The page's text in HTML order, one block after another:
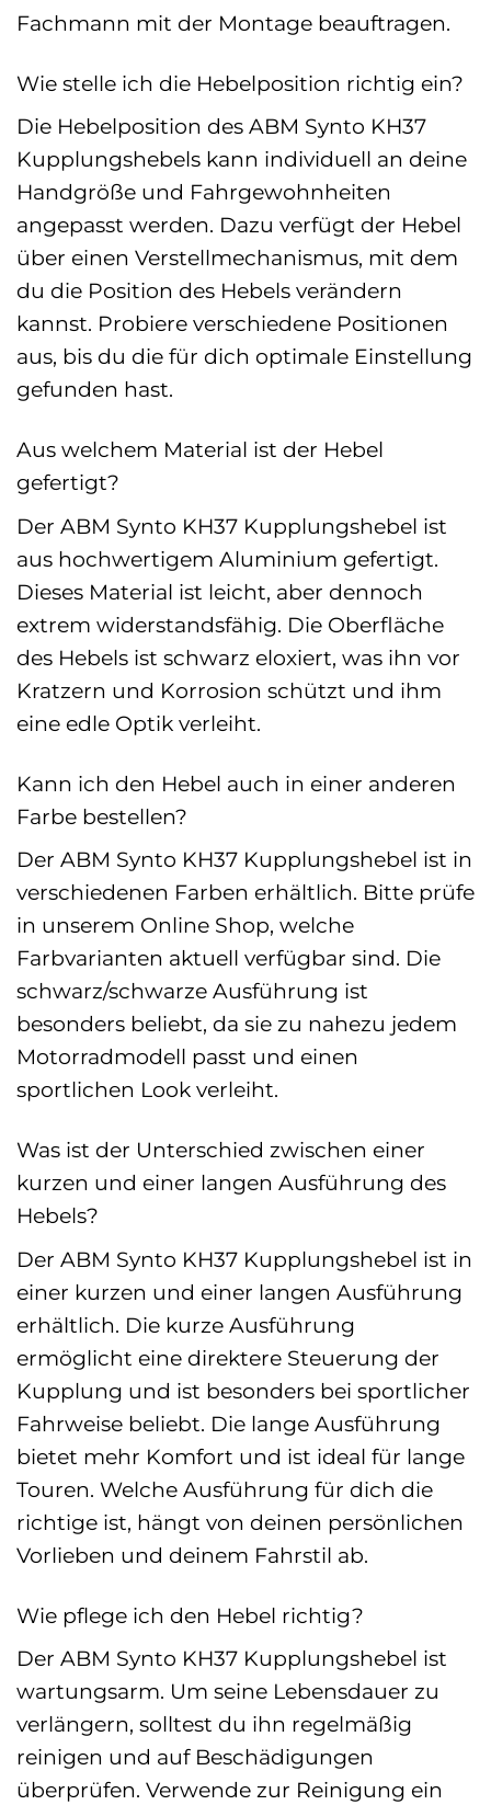
Fachmann mit der Montage beauftragen.
Wie stelle ich die Hebelposition richtig ein?
Die Hebelposition des ABM Synto KH37
Kupplungshebels kann individuell an deine
Handgröße und Fahrgewohnheiten
angepasst werden. Dazu verfügt der Hebel
über einen Verstellmechanismus, mit dem
du die Position des Hebels verändern
kannst. Probiere verschiedene Positionen
aus, bis du die für dich optimale Einstellung
gefunden hast.
Aus welchem Material ist der Hebel
gefertigt?
Der ABM Synto KH37 Kupplungshebel ist
aus hochwertigem Aluminium gefertigt.
Dieses Material ist leicht, aber dennoch
extrem widerstandsfähig. Die Oberfläche
des Hebels ist schwarz eloxiert, was ihn vor
Kratzern und Korrosion schützt und ihm
eine edle Optik verleiht.
Kann ich den Hebel auch in einer anderen
Farbe bestellen?
Der ABM Synto KH37 Kupplungshebel ist in
verschiedenen Farben erhältlich. Bitte prüfe
in unserem Online Shop, welche
Farbvarianten aktuell verfügbar sind. Die
schwarz/schwarze Ausführung ist
besonders beliebt, da sie zu nahezu jedem
Motorradmodell passt und einen
sportlichen Look verleiht.
Was ist der Unterschied zwischen einer
kurzen und einer langen Ausführung des
Hebels?
Der ABM Synto KH37 Kupplungshebel ist in
einer kurzen und einer langen Ausführung
erhältlich. Die kurze Ausführung
ermöglicht eine direktere Steuerung der
Kupplung und ist besonders bei sportlicher
Fahrweise beliebt. Die lange Ausführung
bietet mehr Komfort und ist ideal für lange
Touren. Welche Ausführung für dich die
richtige ist, hängt von deinen persönlichen
Vorlieben und deinem Fahrstil ab.
Wie pflege ich den Hebel richtig?
Der ABM Synto KH37 Kupplungshebel ist
wartungsarm. Um seine Lebensdauer zu
verlängern, solltest du ihn regelmäßig
reinigen und auf Beschädigungen
überprüfen. Verwende zur Reinigung ein